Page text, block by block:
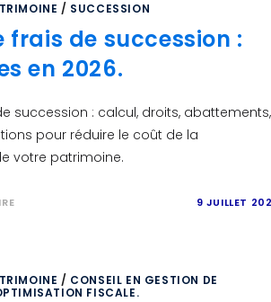
/ SUCCESSION
frais de succession :
en 2026.
succession : calcul, droits, abattements,
pour réduire le coût de la
votre patrimoine.
9 JUILLET
/ CONSEIL EN GESTION DE
FISCALE.